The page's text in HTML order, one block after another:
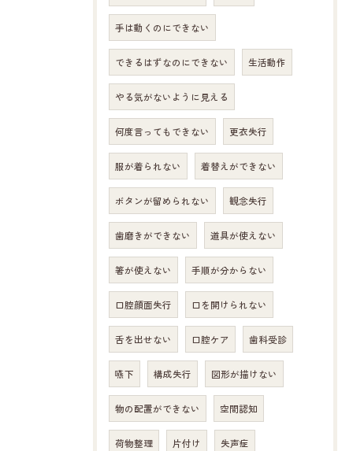
手は動くのにできない
できるはずなのにできない 生活動作
やる気がないように見える
何度言ってもできない 更衣失行
服が着られない 着替えができない
ボタンが留められない 観念失行
歯磨きができない 道具が使えない
箸が使えない 手順が分からない
口腔顔面失行 口を開けられない
舌を出せない 口腔ケア 歯科受診
嚥下 構成失行 図形が描けない
物の配置ができない 空間認知
荷物整理 片付け 失声症